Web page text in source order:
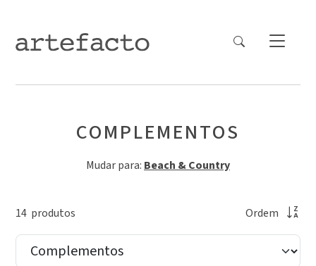
COMPLEMENTOS
Mudar para: Beach & Country
14 produtos Ordem